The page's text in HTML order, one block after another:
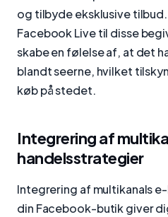
og tilbyde eksklusive
Facebook Live til disse
skabe en følelse af, at det
blandt seerne, hvilket
køb på stedet.
Integrering af
handelsstrategier
Integrering af multikanals
din Facebook-butik giver